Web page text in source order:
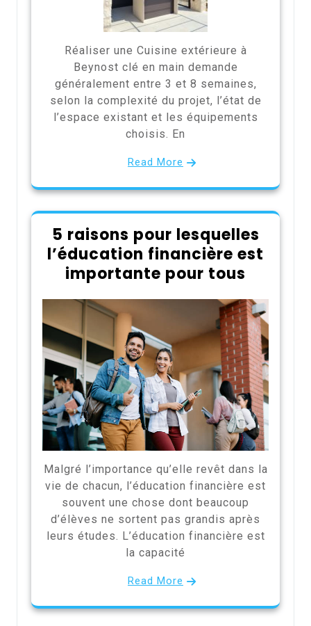
Réaliser une Cuisine extérieure à
Beynost clé en main demande
généralement entre 3 et 8 semaines,
selon la complexité du projet, l’état de
l’espace existant et les équipements
choisis. En
Read More
5 raisons pour lesquelles
l’éducation financière est
importante pour tous
Malgré l’importance qu’elle revêt dans la
vie de chacun, l’éducation financière est
souvent une chose dont beaucoup
d’élèves ne sortent pas grandis après
leurs études. L’éducation financière est
la capacité
Read More